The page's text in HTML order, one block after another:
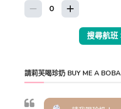
請莉芙喝珍奶 BUY ME A BOBA